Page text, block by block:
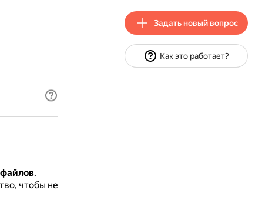
.
чтобы не
Задать новый вопрос
Как это работает?